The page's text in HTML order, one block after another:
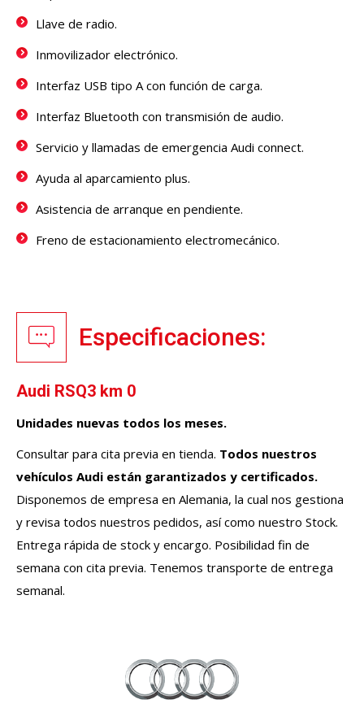
Llave de radio.
Inmovilizador electrónico.
Interfaz USB tipo A con función de carga.
Interfaz Bluetooth con transmisión de audio.
Servicio y llamadas de emergencia Audi connect.
Ayuda al aparcamiento plus.
Asistencia de arranque en pendiente.
Freno de estacionamiento electromecánico.
Especificaciones:
Audi RSQ3 km 0
Unidades nuevas todos los meses.
Consultar para cita previa en tienda. Todos nuestros
vehículos Audi están garantizados y certificados.
Disponemos de empresa en Alemania, la cual nos gestiona
y revisa todos nuestros pedidos, así como nuestro Stock.
Entrega rápida de stock y encargo. Posibilidad fin de
semana con cita previa. Tenemos transporte de entrega
semanal.